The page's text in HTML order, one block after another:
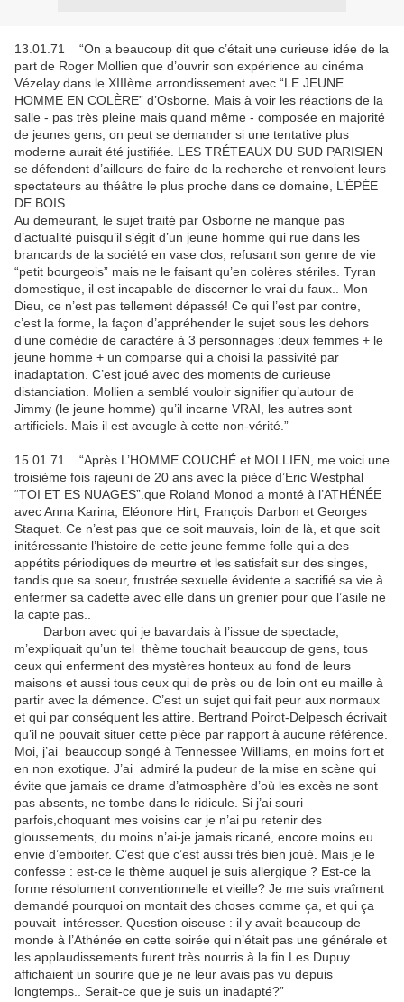
13.01.71 “On a beaucoup dit que c’était une curieuse idée de la
part de Roger Mollien que d’ouvrir son expérience au cinéma
Vézelay dans le XIIIème arrondissement avec “LE JEUNE
HOMME EN COLÈRE” d’Osborne. Mais à voir les réactions de la
salle - pas très pleine mais quand même - composée en majorité
de jeunes gens, on peut se demander si une tentative plus
moderne aurait été justifiée. LES TRÉTEAUX DU SUD PARISIEN
se défendent d’ailleurs de faire de la recherche et renvoient leurs
spectateurs au théâtre le plus proche dans ce domaine, L’ÉPÉE
DE BOIS.
Au demeurant, le sujet traité par Osborne ne manque pas
d’actualité puisqu’il s’égit d’un jeune homme qui rue dans les
brancards de la société en vase clos, refusant son genre de vie
“petit bourgeois” mais ne le faisant qu’en colères stériles. Tyran
domestique, il est incapable de discerner le vrai du faux.. Mon
Dieu, ce n’est pas tellement dépassé! Ce qui l’est par contre,
c’est la forme, la façon d’appréhender le sujet sous les dehors
d’une comédie de caractère à 3 personnages :deux femmes + le
jeune homme + un comparse qui a choisi la passivité par
inadaptation. C’est joué avec des moments de curieuse
distanciation. Mollien a semblé vouloir signifier qu’autour de
Jimmy (le jeune homme) qu’il incarne VRAI, les autres sont
artificiels. Mais il est aveugle à cette non-vérité.”
15.01.71 “Après L’HOMME COUCHÉ et MOLLIEN, me voici une
troisième fois rajeuni de 20 ans avec la pièce d’Eric Westphal
“TOI ET ES NUAGES”.que Roland Monod a monté à l’ATHÉNÉE
avec Anna Karina, Eléonore Hirt, François Darbon et Georges
Staquet. Ce n’est pas que ce soit mauvais, loin de là, et que soit
initéressante l’histoire de cette jeune femme folle qui a des
appétits périodiques de meurtre et les satisfait sur des singes,
tandis que sa soeur, frustrée sexuelle évidente a sacrifié sa vie à
enfermer sa cadette avec elle dans un grenier pour que l’asile ne
la capte pas..
Darbon avec qui je bavardais à l’issue de spectacle,
m’expliquait qu’un tel thème touchait beaucoup de gens, tous
ceux qui enferment des mystères honteux au fond de leurs
maisons et aussi tous ceux qui de près ou de loin ont eu maille à
partir avec la démence. C’est un sujet qui fait peur aux normaux
et qui par conséquent les attire. Bertrand Poirot-Delpesch écrivait
qu’il ne pouvait situer cette pièce par rapport à aucune référence.
Moi, j’ai beaucoup songé à Tennessee Williams, en moins fort et
en non exotique. J’ai admiré la pudeur de la mise en scène qui
évite que jamais ce drame d’atmosphère d’où les excès ne sont
pas absents, ne tombe dans le ridicule. Si j’ai souri
parfois,choquant mes voisins car je n’ai pu retenir des
gloussements, du moins n’ai-je jamais ricané, encore moins eu
envie d’emboiter. C’est que c’est aussi très bien joué. Mais je le
confesse : est-ce le thème auquel je suis allergique ? Est-ce la
forme résolument conventionnelle et vieille? Je me suis vraîment
demandé pourquoi on montait des choses comme ça, et qui ça
pouvait intéresser. Question oiseuse : il y avait beaucoup de
monde à l’Athénée en cette soirée qui n’était pas une générale et
les applaudissements furent très nourris à la fin.Les Dupuy
affichaient un sourire que je ne leur avais pas vu depuis
longtemps.. Serait-ce que je suis un inadapté?”